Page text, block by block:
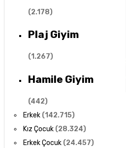
(2.178)
Plaj Giyim
(1.267)
Hamile Giyim
(442)
Erkek (142.715)
Kız Çocuk (28.324)
Erkek Çocuk (24.457)